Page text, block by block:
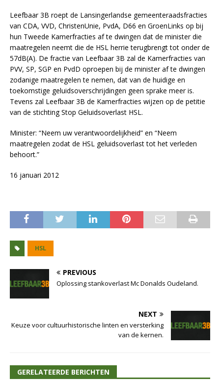
Leefbaar 3B roept de Lansingerlandse gemeenteraadsfracties
van CDA, VVD, ChristenUnie, PvdA, D66 en GroenLinks op bij
hun Tweede Kamerfracties af te dwingen dat de minister die
maatregelen neemt die de HSL herrie terugbrengt tot onder de
57dB(A). De fractie van Leefbaar 3B zal de Kamerfracties van
PVV, SP, SGP en PvdD oproepen bij de minister af te dwingen
zodanige maatregelen te nemen, dat van de huidige en
toekomstige geluidsoverschrijdingen geen sprake meer is.
Tevens zal Leefbaar 3B de Kamerfracties wijzen op de petitie
van de stichting Stop Geluidsoverlast HSL.
Minister: “Neem uw verantwoordelijkheid” en “Neem
maatregelen zodat de HSL geluidsoverlast tot het verleden
behoort.”
16 januari 2012
HSL
PREVIOUS
Oplossing stankoverlast Mc Donalds Oudeland.
NEXT
Keuze voor cultuurhistorische linten en versterking
van de kernen.
GERELATEERDE BERICHTEN